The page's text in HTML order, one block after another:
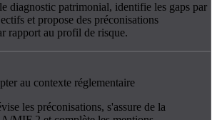
diagnostic patrimonial, identifie les gaps par
et propose des préconisations
rapport au profil de risque.
au contexte réglementaire
les préconisations, s'assure de la